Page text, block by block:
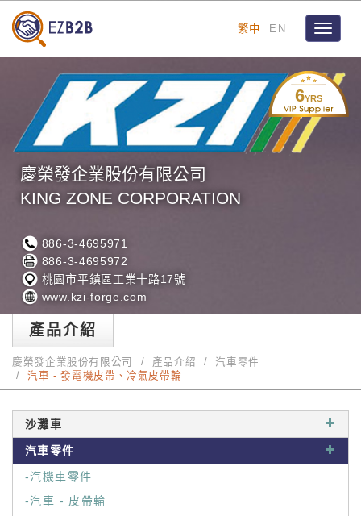
繁中 EN
Toggle
6YRS
慶榮發企業股份有限公司
KING ZONE CORPORATION
886-3-4695971
886-3-4695972
桃園市平鎮區工業十路17號
www.kzi-forge.com
產品介紹
慶榮發企業股份有限公司 產品介紹
汽車零件
汽車 - 發電機皮帶、冷氣皮帶輪
沙灘車
汽車零件
-汽機車零件
-汽車 - 皮帶輪